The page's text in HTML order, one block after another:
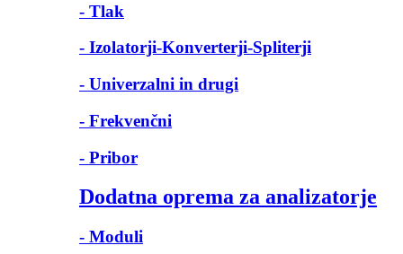
- Tlak
- Izolatorji-Konverterji-Spliterji
- Univerzalni in drugi
- Frekvenčni
- Pribor
Dodatna oprema za analizatorje
- Moduli